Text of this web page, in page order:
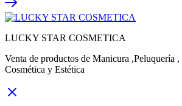
LUCKY STAR COSMETICA
Venta de productos de Manicura ,Peluquería
Cosmética y Estética